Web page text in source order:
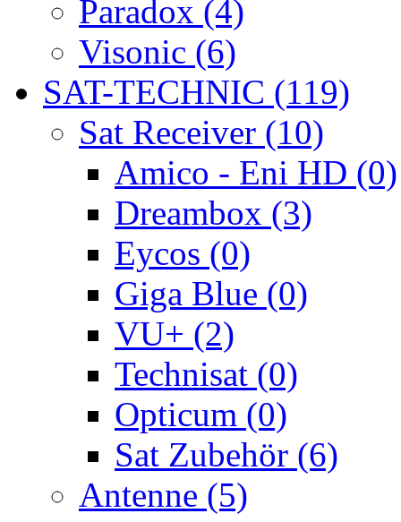
Paradox (4)
Visonic (6)
SAT-TECHNIC (119)
Sat Receiver (10)
Amico - Eni HD (0)
Dreambox (3)
Eycos (0)
Giga Blue (0)
VU+ (2)
Technisat (0)
Opticum (0)
Sat Zubehör (6)
Antenne (5)